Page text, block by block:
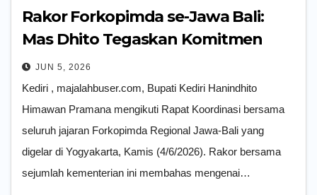
Rakor Forkopimda se-Jawa Bali:
Mas Dhito Tegaskan Komitmen
Pemkab Kediri Jaga Kondusifitas
Daerah
JUN 5, 2026
Kediri , majalahbuser.com, Bupati Kediri Hanindhito
Himawan Pramana mengikuti Rapat Koordinasi bersama
seluruh jajaran Forkopimda Regional Jawa-Bali yang
digelar di Yogyakarta, Kamis (4/6/2026). Rakor bersama
sejumlah kementerian ini membahas mengenai…